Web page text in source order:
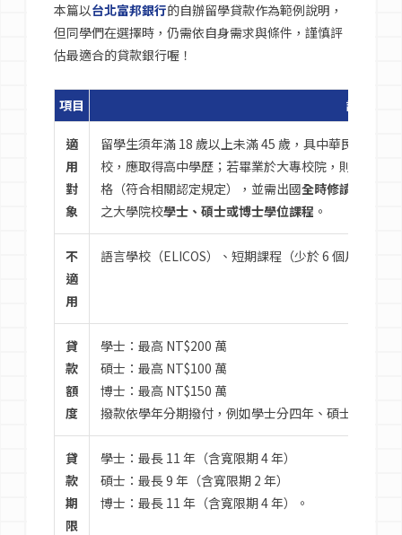
本篇以台北富邦銀行的自辦留學貸款作為範例說明，
但同學們在選擇時，仍需依自身需求與條件，謹慎評
估最適合的貸款銀行喔！
項目 說明
適
用
對
象
留學生須年滿 18 歲以上未滿 45 歲，具中華民國國籍
校，應取得高中學歷；若畢業於大專校院，則須取得
格（符合相關認定規定），並需出國全時修讀
之大學院校學士、碩士或博士學位課程 。
不
適
用
語言學校（ELICOS）、短期課程（少於 6 個月）、
貸
款
額
度
學士：最高 NT$200 萬
碩士：最高 NT$100 萬
博士：最高 NT$150 萬
撥款依學年分期撥付，例如學士分四年、碩士兩年、
貸
款
期
限
學士：最長 11 年（含寬限期 4 年）
碩士：最長 9 年（含寬限期 2 年）
博士：最長 11 年（含寬限期 4 年）。